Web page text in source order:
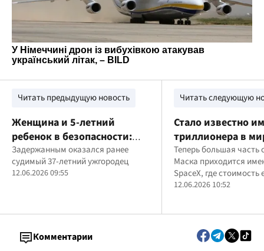
Читать предыдущую новость
Женщина и 5-летний
ребенок в безопасности:
полиция сообщила о новых
деталях спецоперации в
Ужгороде
Задержанным оказался ранее
судимый 37-летний ужгородец
12.06.2026 09:55
Читать следующую
Стало известно
триллионера в
Теперь большая часть
Маска приходится
SpaceX, где стоимость
после IPO выросла до
12.06.2026 10:52
Комментарии